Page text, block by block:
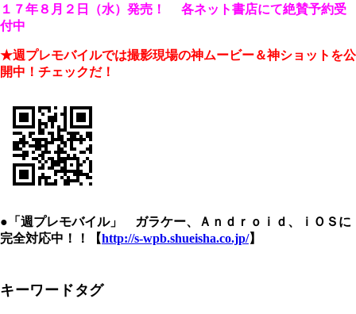
１７年８月２日（水）発売！
各ネット書店にて絶賛予約受
付中
★週プレモバイルでは撮影現場の神ムービー＆神ショットを公
開中！チェックだ！
●「週プレモバイル」 ガラケー、Ａｎｄｒｏｉｄ、ｉＯＳに
完全対応中！！【http://s-wpb.shueisha.co.jp/】
キーワードタグ